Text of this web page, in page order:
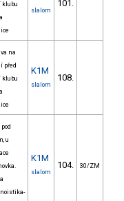
klubu
slalom
101.
na
před
klubu
K1M
slalom
108.
u
K1M
slalom
104. 30/ZM